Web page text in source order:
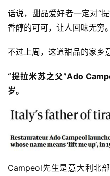
话说，甜品爱好者一定对“
香醇的可可，让人回味无穷。
不过上周，这道甜品的家
“提拉米苏之父”Ado
岁。
Campeol先生是意大利北